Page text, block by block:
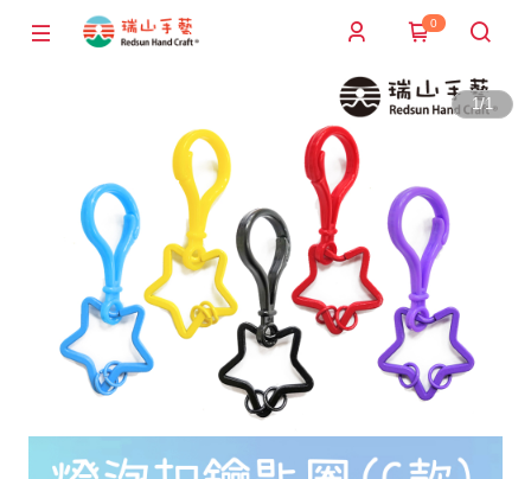
0
1/1